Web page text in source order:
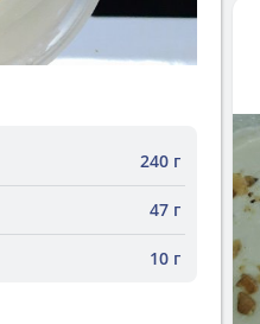
240 г
47 г
10 г